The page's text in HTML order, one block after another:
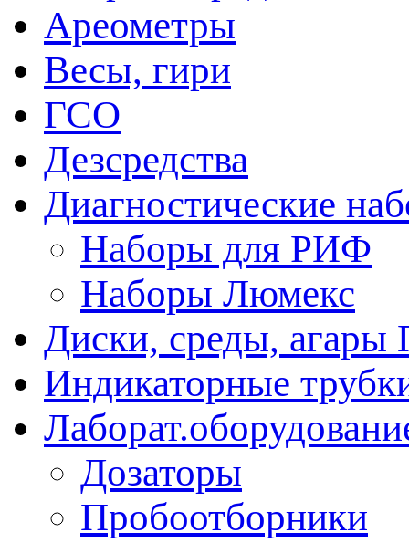
Ареометры
Весы, гири
ГСО
Дезсредства
Диагностические
Наборы для РИФ
Наборы Люмекс
Диски, среды, агары
Индикаторные
Дозаторы
Пробоотборники